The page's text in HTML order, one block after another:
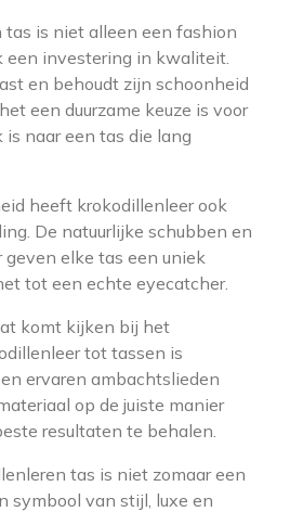
tas is niet alleen een fashion
een investering in kwaliteit.
en behoudt zijn schoonheid
een duurzame keuze is voor
is naar een tas die lang
heeft krokodillenleer ook
De natuurlijke schubben en
elke tas een uniek
tot een echte eyecatcher.
komt kijken bij het
tot tassen is
ervaren ambachtslieden
op de juiste manier
resultaten te behalen.
tas is niet zomaar een
symbool van stijl, luxe en